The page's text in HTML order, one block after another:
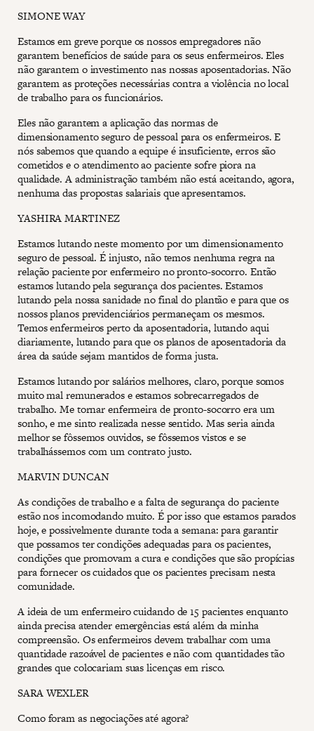
SIMONE WAY
Estamos em greve porque os nossos empregadores não
garantem benefícios de saúde para os seus enfermeiros. Eles
não garantem o investimento nas nossas aposentadorias. Não
garantem as proteções necessárias contra a violência no local
de trabalho para os funcionários.
Eles não garantem a aplicação das normas de
dimensionamento seguro de pessoal para os enfermeiros. E
nós sabemos que quando a equipe é insuficiente, erros são
cometidos e o atendimento ao paciente sofre piora na
qualidade. A administração também não está aceitando, agora,
nenhuma das propostas salariais que apresentamos.
YASHIRA MARTINEZ
Estamos lutando neste momento por um dimensionamento
seguro de pessoal. É injusto, não temos nenhuma regra na
relação paciente por enfermeiro no pronto-socorro. Então
estamos lutando pela segurança dos pacientes. Estamos
lutando pela nossa sanidade no final do plantão e para que os
nossos planos previdenciários permaneçam os mesmos.
Temos enfermeiros perto da aposentadoria, lutando aqui
diariamente, lutando para que os planos de aposentadoria da
área da saúde sejam mantidos de forma justa.
Estamos lutando por salários melhores, claro, porque somos
muito mal remunerados e estamos sobrecarregados de
trabalho. Me tornar enfermeira de pronto-socorro era um
sonho, e me sinto realizada nesse sentido. Mas seria ainda
melhor se fôssemos ouvidos, se fôssemos vistos e se
trabalhássemos com um contrato justo.
MARVIN DUNCAN
As condições de trabalho e a falta de segurança do paciente
estão nos incomodando muito. É por isso que estamos parados
hoje, e possivelmente durante toda a semana: para garantir
que possamos ter condições adequadas para os pacientes,
condições que promovam a cura e condições que são propícias
para fornecer os cuidados que os pacientes precisam nesta
comunidade.
A ideia de um enfermeiro cuidando de 15 pacientes enquanto
ainda precisa atender emergências está além da minha
compreensão. Os enfermeiros devem trabalhar com uma
quantidade razoável de pacientes e não com quantidades tão
grandes que colocariam suas licenças em risco.
SARA WEXLER
Como foram as negociações até agora?